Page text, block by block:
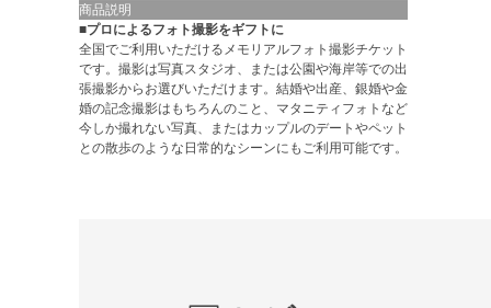
商品説明
■プロによるフォト撮影をギフトに
全国でご利用いただけるメモリアルフォト撮影チケット
です。撮影は写真スタジオ、または公園や海岸等での出
張撮影からお選びいただけます。結婚や出産、銀婚や金
婚の記念撮影はもちろんのこと、マタニティフォトなど
今しか撮れない写真、またはカップルのデートやペット
との散歩のような日常的なシーンにもご利用可能です。